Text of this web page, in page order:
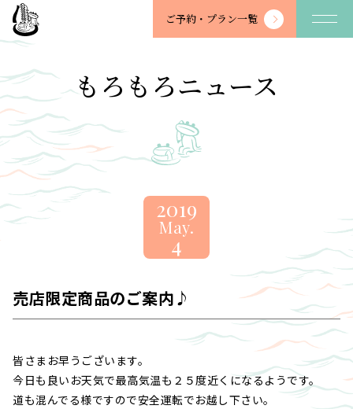
望
川
-
BOSENKAN
ご予約・ プラン一覧
もろもろニュース
2019
May.
4
売店限定商品のご案内♪
皆さまお早うございます。
今日も良いお天気で最高気温も２５度近くになるようです。
道も混んでる様ですので安全運転でお越し下さい。